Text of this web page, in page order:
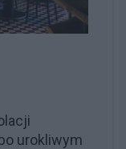
urokliwym